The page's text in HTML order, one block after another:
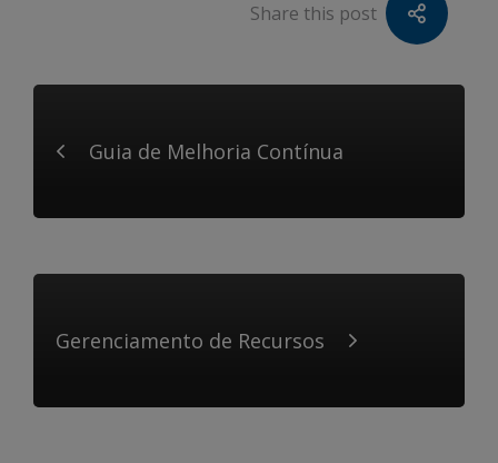
Share this post
Guia de Melhoria Contínua
Gerenciamento de Recursos